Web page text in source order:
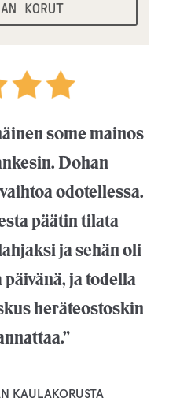
KORUT
some mainos
Dohan
odotellessa.
päätin tilata
ja sehän oli
ja todella
heräteostoskin
KAULAKORUSTA